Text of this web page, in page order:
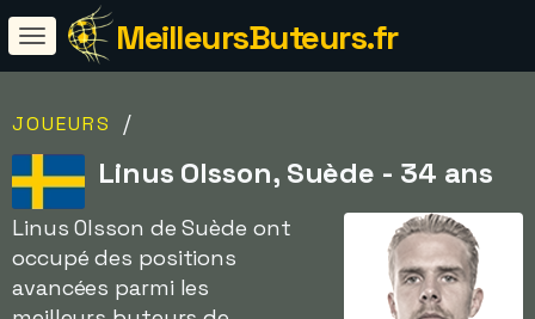
MeilleursButeurs.fr
JOUEURS /
Linus Olsson, Suède - 34 ans
Linus Olsson de Suède ont
occupé des positions
avancées parmi les